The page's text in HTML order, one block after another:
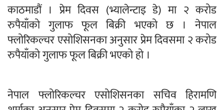
काठमाडौं । प्रेम दिवस (भ्यालेन्टाइ डे) मा २ करोड
रुपैयाँको गुलाफ फूल बिक्री भएको छ । नेपाल
फ्लोरिकल्चर एसोशिसनका अनुसार प्रेम दिवसमा २ करोड
रुपैयाँको गुलाफ फूल बिक्री भएको हो ।
नेपाल फ्लोरिकल्चर एसोशिसनका सचिव हिरामणि